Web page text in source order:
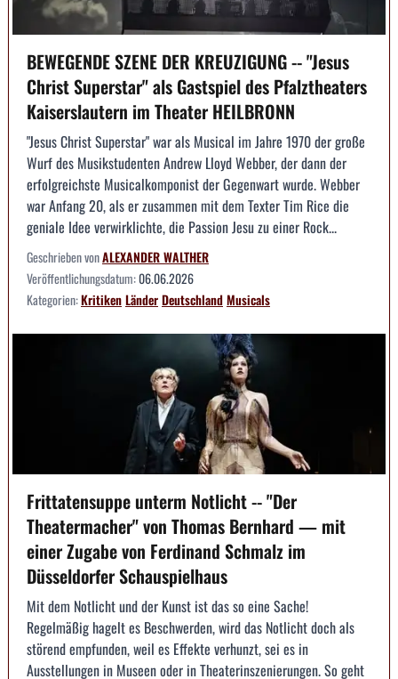
BEWEGENDE SZENE DER KREUZIGUNG -- "Jesus
Christ Superstar" als Gastspiel des Pfalztheaters
Kaiserslautern im Theater HEILBRONN
"Jesus Christ Superstar" war als Musical im Jahre 1970 der große
Wurf des Musikstudenten Andrew Lloyd Webber, der dann der
erfolgreichste Musicalkomponist der Gegenwart wurde. Webber
war Anfang 20, als er zusammen mit dem Texter Tim Rice die
geniale Idee verwirklichte, die Passion Jesu zu einer Rock...
Geschrieben vonALEXANDER WALTHER
Veröffentlichungsdatum:06.06.2026
Kategorien:KritikenLänderDeutschlandMusicals
Frittatensuppe unterm Notlicht -- "Der
Theatermacher" von Thomas Bernhard — mit
einer Zugabe von Ferdinand Schmalz im
Düsseldorfer Schauspielhaus
Mit dem Notlicht und der Kunst ist das so eine Sache!
Regelmäßig hagelt es Beschwerden, wird das Notlicht doch als
störend empfunden, weil es Effekte verhunzt, sei es in
Ausstellungen in Museen oder in Theaterinszenierungen. So geht